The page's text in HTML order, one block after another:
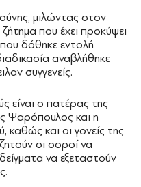
μιλώντας στον
που έχει προκύψει
δόθηκε εντολή
αναβλήθηκε
συγγενείς.
είναι ο πατέρας της
Ψαρόπουλος και η
και οι γονείς της
οι σοροί να
να εξεταστούν